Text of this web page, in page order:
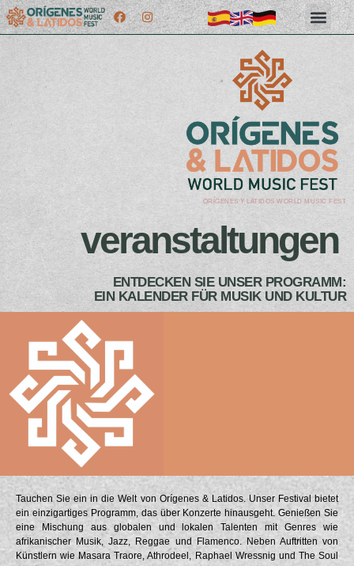
ORÍGENES Y LATIDOS WORLD MUSIC FEST
veranstaltungen
ENTDECKEN SIE UNSER PROGRAMM:
EIN KALENDER FÜR MUSIK UND KULTUR
Tauchen Sie ein in die Welt von Orígenes & Latidos. Unser Festival bietet
ein einzigartiges Programm, das über Konzerte hinausgeht. Genießen Sie
eine Mischung aus globalen und lokalen Talenten mit Genres wie
afrikanischer Musik, Jazz, Reggae und Flamenco. Neben Auftritten von
Künstlern wie Masara Traore, Athrodeel, Raphael Wressnig und The Soul